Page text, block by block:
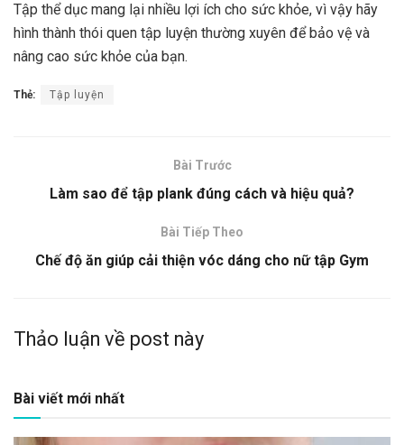
Tập thể dục mang lại nhiều lợi ích cho sức khỏe, vì vậy hãy
hình thành thói quen tập luyện thường xuyên để bảo vệ và
nâng cao sức khỏe của bạn.
Thẻ: Tập luyện
Bài Trước
Làm sao để tập plank đúng cách và hiệu quả?
Bài Tiếp Theo
Chế độ ăn giúp cải thiện vóc dáng cho nữ tập Gym
Thảo luận về post này
Bài viết mới nhất